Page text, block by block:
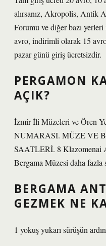
alırsanız, Akropolis, Antik
Forumu ve diğer bazı
avro, indirimli olarak 15
pazar günü giriş ücretsizdir.
PERGAMON
AÇIK?
İzmir İli Müzeleri ve Ören
NUMARASI. MÜZE VE
SAATLERİ. 8 Klazomenai
Bergama Müzesi daha fazla
BERGAMA
GEZMEK NE
1 yokuş yukarı sürüşün